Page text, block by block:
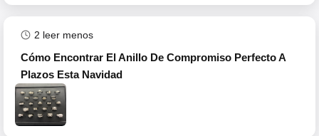
2 leer menos
Cómo Encontrar El Anillo De Compromiso Perfecto A
Plazos Esta Navidad